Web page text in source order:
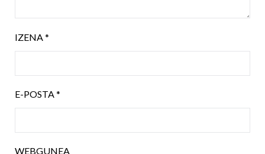
IZENA*
E-POSTA*
WEBGUNEA